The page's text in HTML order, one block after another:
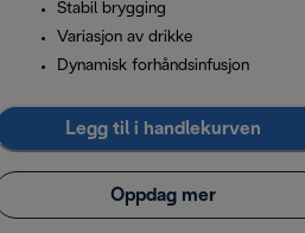
Stabil brygging
Variasjon av drikke
Dynamisk forhåndsinfusjon
Legg til i handlekurven
Oppdag mer